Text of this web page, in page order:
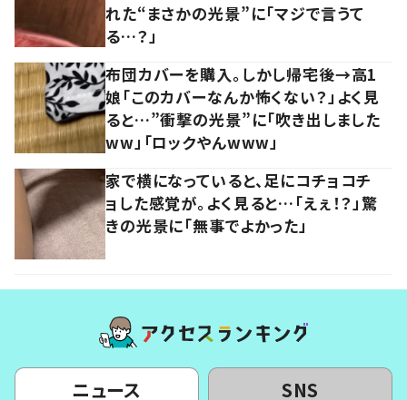
れた“まさかの光景”に「マジで言うて
る…？」
布団カバーを購入。しかし帰宅後→高1
娘「このカバーなんか怖くない？」よく見
ると…”衝撃の光景”に「吹き出しました
ww」「ロックやんwww」
家で横になっていると、足にコチョコチ
ョした感覚が。よく見ると…「えぇ！？」驚
きの光景に「無事でよかった」
ニュース SNS